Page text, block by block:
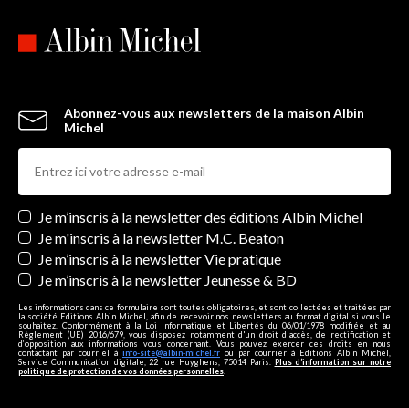
Abonnez-vous aux newsletters de la maison Albin
Michel
Newsletters
Je m’inscris à la newsletter des éditions Albin Michel
Je m'inscris à la newsletter M.C. Beaton
Je m’inscris à la newsletter Vie pratique
Je m’inscris à la newsletter Jeunesse & BD
Les informations dans ce formulaire sont toutes obligatoires, et sont collectées et traitées par
la société Editions Albin Michel, afin de recevoir nos newsletters au format digital si vous le
souhaitez. Conformément à la Loi Informatique et Libertés du 06/01/1978 modifiée et au
Règlement (UE) 2016/679, vous disposez notamment d'un droit d'accès, de rectification et
d’opposition aux informations vous concernant. Vous pouvez exercer ces droits en nous
contactant par courriel à info-site@albin-michel.fr ou par courrier à Editions Albin Michel,
Service Communication digitale, 22 rue Huyghens, 75014 Paris. Plus d’information sur notre
politique de protection de vos données personnelles